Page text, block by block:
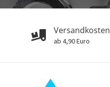
Versandkosten
ab 4,90 Euro